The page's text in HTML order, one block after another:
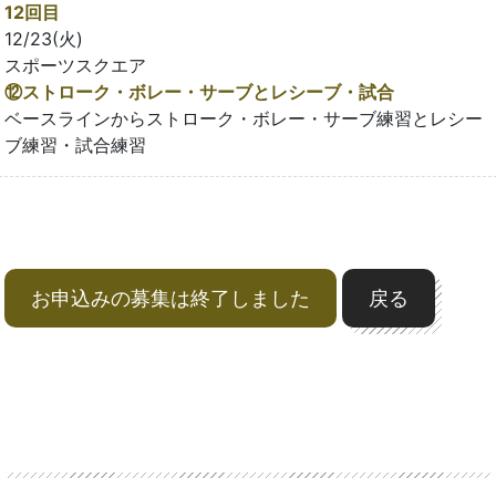
12回目
12/23(火)
スポーツスクエア
⑫ストローク・ボレー・サーブとレシーブ・試合
ベースラインからストローク・ボレー・サーブ練習とレシー
ブ練習・試合練習
お申込みの募集は終了しました 戻る